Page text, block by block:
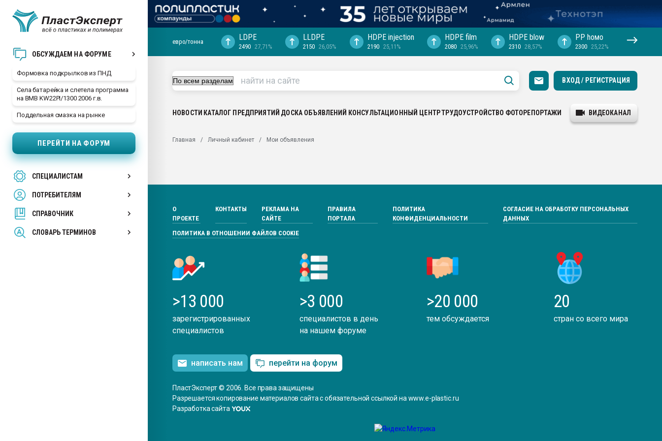
ОБСУЖДАЕМ НА ФОРУМЕ
Формовка подкрылков из ПНД
Села батарейка и слетела программа
на BMB KW22PI/1300 2006 г.в.
Поддельная смазка на рынке
ПЕРЕЙТИ НА ФОРУМ
СПЕЦИАЛИСТАМ
ПОТРЕБИТЕЛЯМ
СПРАВОЧНИК
СЛОВАРЬ ТЕРМИНОВ
29.07.2026 ФРП помог "Ижевскому
Вакуум-формовочные машины:
пластмасс
ситуацией на строительном рынке
бутылок
ПЕРЕЙТИ НА ФОРУМ
евро/тонна LDPE
2490 27,71%
LLDPE
2150 26,05%
HDPE injection
2190 25,11%
HDPE film
2080 25,96%
HDPE blow
2310 28,57%
PP hомо
2300 25,22%
ВХОД / РЕГИСТРАЦИЯ
НОВОСТИ КАТАЛОГ ПРЕДПРИЯТИЙ ДОСКА ОБЪЯВЛЕНИЙ КОНСУЛЬТАЦИОННЫЙ ЦЕНТРТРУДОУСТРОЙСТВО ФОТОРЕПОРТАЖИ ВИДЕОКАНАЛ
Главная Личный кабинет Мои объявления
О
ПРОЕКТЕ
КОНТАКТЫ
РЕКЛАМА НА
САЙТЕ
ПРАВИЛА
ПОРТАЛА
ПОЛИТИКА
КОНФИДЕНЦИАЛЬНОСТИ
СОГЛАСИЕ НА ОБРАБОТКУ ПЕРСОНАЛЬНЫХ
ДАННЫХ
ПОЛИТИКА В ОТНОШЕНИИ ФАЙЛОВ COOKIE
>13 000
зарегистрированных
специалистов
>3 000
специалистов в день
на нашем форуме
>20 000
тем обсуждается
20
стран со всего мира
написать нам перейти на форум
ПластЭксперт © 2006. Все права защищены
Разрешается копирование материалов сайта с обязательной ссылкой на www.e-plastic.ru
Разработка сайта